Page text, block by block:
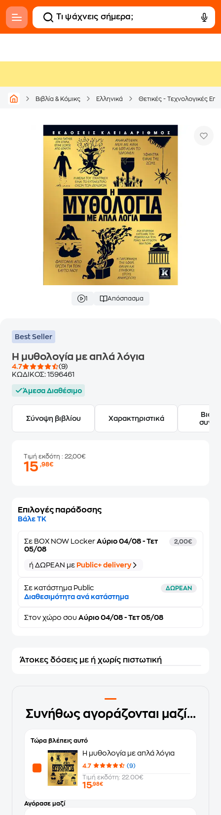
Βιβλία & Κόμικς Ελληνικά Θετικές - Τεχνολογικές
1 Απόσπασμα
Best Seller
Η μυθολογία με απλά λόγια
4.7
(9)
ΚΩΔΙΚΟΣ: 1596461
Άμεσα Διαθέσιμο
Σύνοψη βιβλίου Χαρακτηριστικά
Τιμή εκδότη : 22,00€
15,98€
Επιλογές παράδοσης
Βάλε ΤΚ
Σε BOX NOW Locker Αύριο 04/08 - Τετ
05/08
2,00€
ή ΔΩΡΕΑΝ με Public+ delivery
Σε κατάστημα Public ΔΩΡΕΑΝ
Διαθεσιμότητα ανά κατάστημα
Στον χώρο σου Αύριο 04/08 - Τετ 05/08
Άτοκες δόσεις με ή χωρίς πιστωτική
Συνήθως αγοράζονται μαζί...
Τώρα βλέπεις αυτό
Η μυθολογία με απλά λόγια
4.7
(9)
Τιμή εκδότη: 22.00€
15,98€
Αγόρασε μαζί